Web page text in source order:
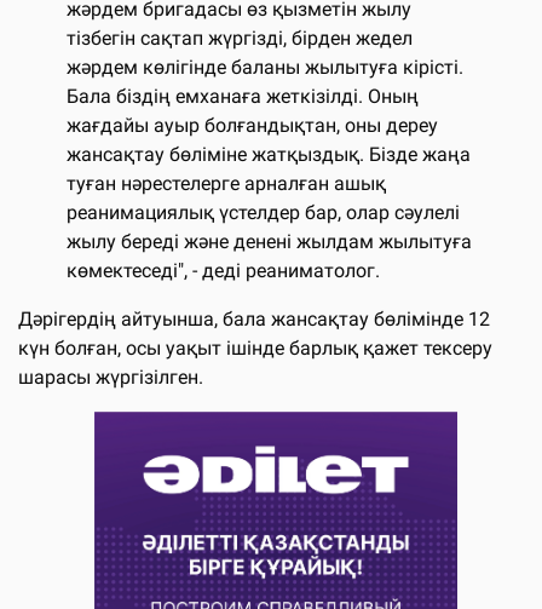
жәрдем бригадасы өз қызметін жылу
тізбегін сақтап жүргізді, бірден жедел
жәрдем көлігінде баланы жылытуға кірісті.
Бала біздің емханаға жеткізілді. Оның
жағдайы ауыр болғандықтан, оны дереу
жансақтау бөліміне жатқыздық. Бізде жаңа
туған нәрестелерге арналған ашық
реанимациялық үстелдер бар, олар сәулелі
жылу береді және денені жылдам жылытуға
көмектеседі", - деді реаниматолог.
Дәрігердің айтуынша, бала жансақтау бөлімінде 12
күн болған, осы уақыт ішінде барлық қажет тексеру
шарасы жүргізілген.